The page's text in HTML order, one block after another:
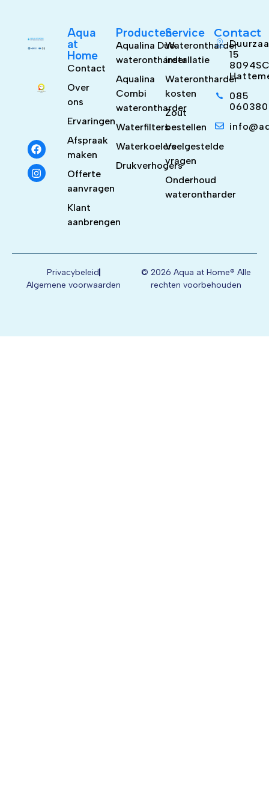
Aqua
at
Home
Contact
Over
ons
Ervaringen
Afspraak
maken
Offerte
aanvragen
Klant
aanbrengen
Producten
Aqualina Duo
waterontharder
Aqualina
Combi
waterontharder
Waterfilters
Waterkoelers
Drukverhogers
Service
Waterontharder
installatie
Waterontharder
kosten
Zout
bestellen
Veelgestelde
vragen
Onderhoud
waterontharder
Contact
15
085
© 2026 Aqua at Home® Alle
rechten voorbehouden
Privacybeleid
Algemene voorwaarden